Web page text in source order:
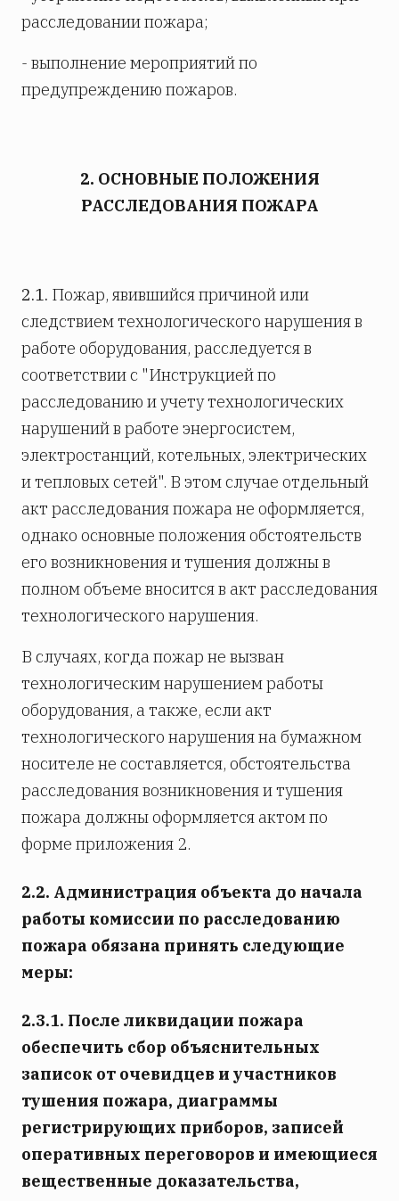
расследовании пожара;
- выполнение мероприятий по
предупреждению пожаров.
2. ОСНОВНЫЕ ПОЛОЖЕНИЯ
РАССЛЕДОВАНИЯ ПОЖАРА
2.1. Пожар, явившийся причиной или
следствием технологического нарушения в
работе оборудования, расследуется в
соответствии с "Инструкцией по
расследованию и учету технологических
нарушений в работе энергосистем,
электростанций, котельных, электрических
и тепловых сетей". В этом случае отдельный
акт расследования пожара не оформляется,
однако основные положения обстоятельств
его возникновения и тушения должны в
полном объеме вносится в акт расследования
технологического нарушения.
В случаях, когда пожар не вызван
технологическим нарушением работы
оборудования, а также, если акт
технологического нарушения на бумажном
носителе не составляется, обстоятельства
расследования возникновения и тушения
пожара должны оформляется актом по
форме приложения 2.
2.2. Администрация объекта до начала
работы комиссии по расследованию
пожара обязана принять следующие
меры:
2.3.1. После ликвидации пожара
обеспечить сбор объяснительных
записок от очевидцев и участников
тушения пожара, диаграммы
регистрирующих приборов, записей
оперативных переговоров и имеющиеся
вещественные доказательства,